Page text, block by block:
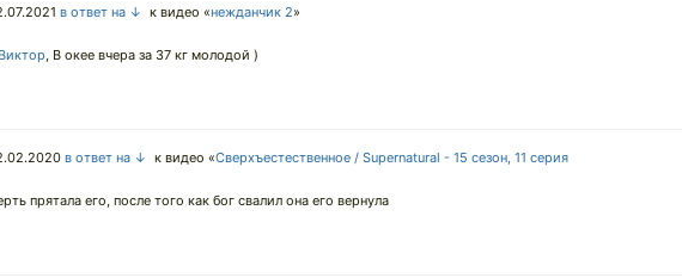
в ответ на ↓ к видео «нежданчик 2»
, В окее вчера за 37 кг молодой )
в ответ на ↓ к видео «Сверхъестественное / Supernatural - 15 сезон, 11 серия
прятала его, после того как бог свалил она его вернула